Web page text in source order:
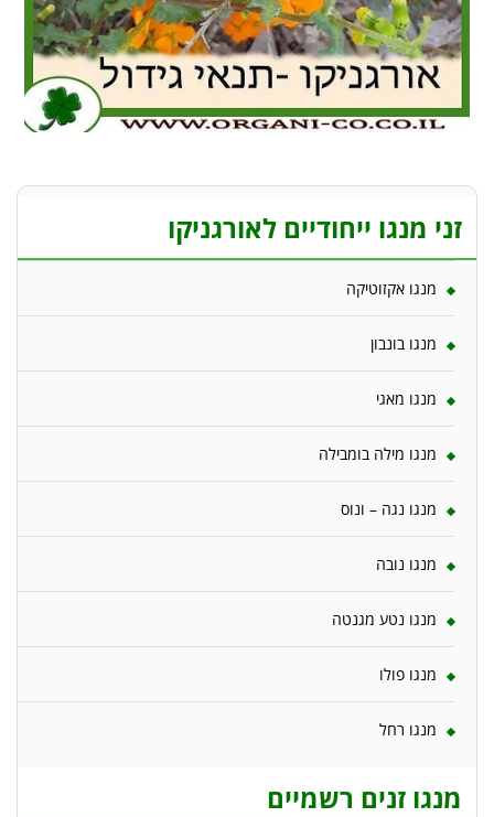
זני מנגו ייחודיים לאורגניקו
מנגו אקזוטיקה
מנגו בונבון
מנגו מאגי
מנגו מילה בומבילה
מנגו נגה – ונוס
מנגו נובה
מנגו נטע מגנטה
מנגו פולו
מנגו רחל
מנגו זנים רשמיים